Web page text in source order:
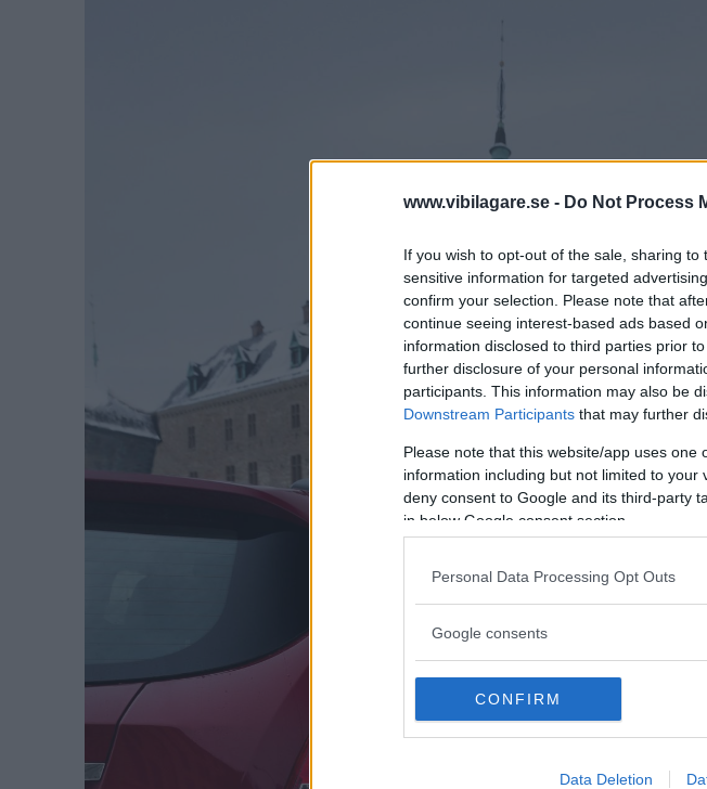
www.vibilagare.se - Do Not Process
If you wish to opt-out of the sale, sharing
sensitive information for targeted
confirm your selection. Please note that
continue seeing interest-based ads based
information disclosed to third parties prior
further disclosure of your personal
participants. This information may also be
Downstream Participants that may further
Please note that this website/app uses
information including but not limited to
deny consent to Google and its third-party
in below Google consent section.
Personal Data Processing Opt Outs
Google consents
CONFIRM
Data Deletion